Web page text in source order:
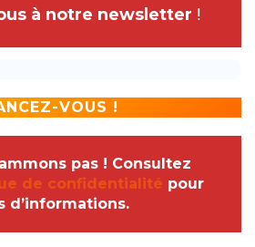
à notre newsletter !
pas ! Consultez
de confidentialité pour
d’informations.